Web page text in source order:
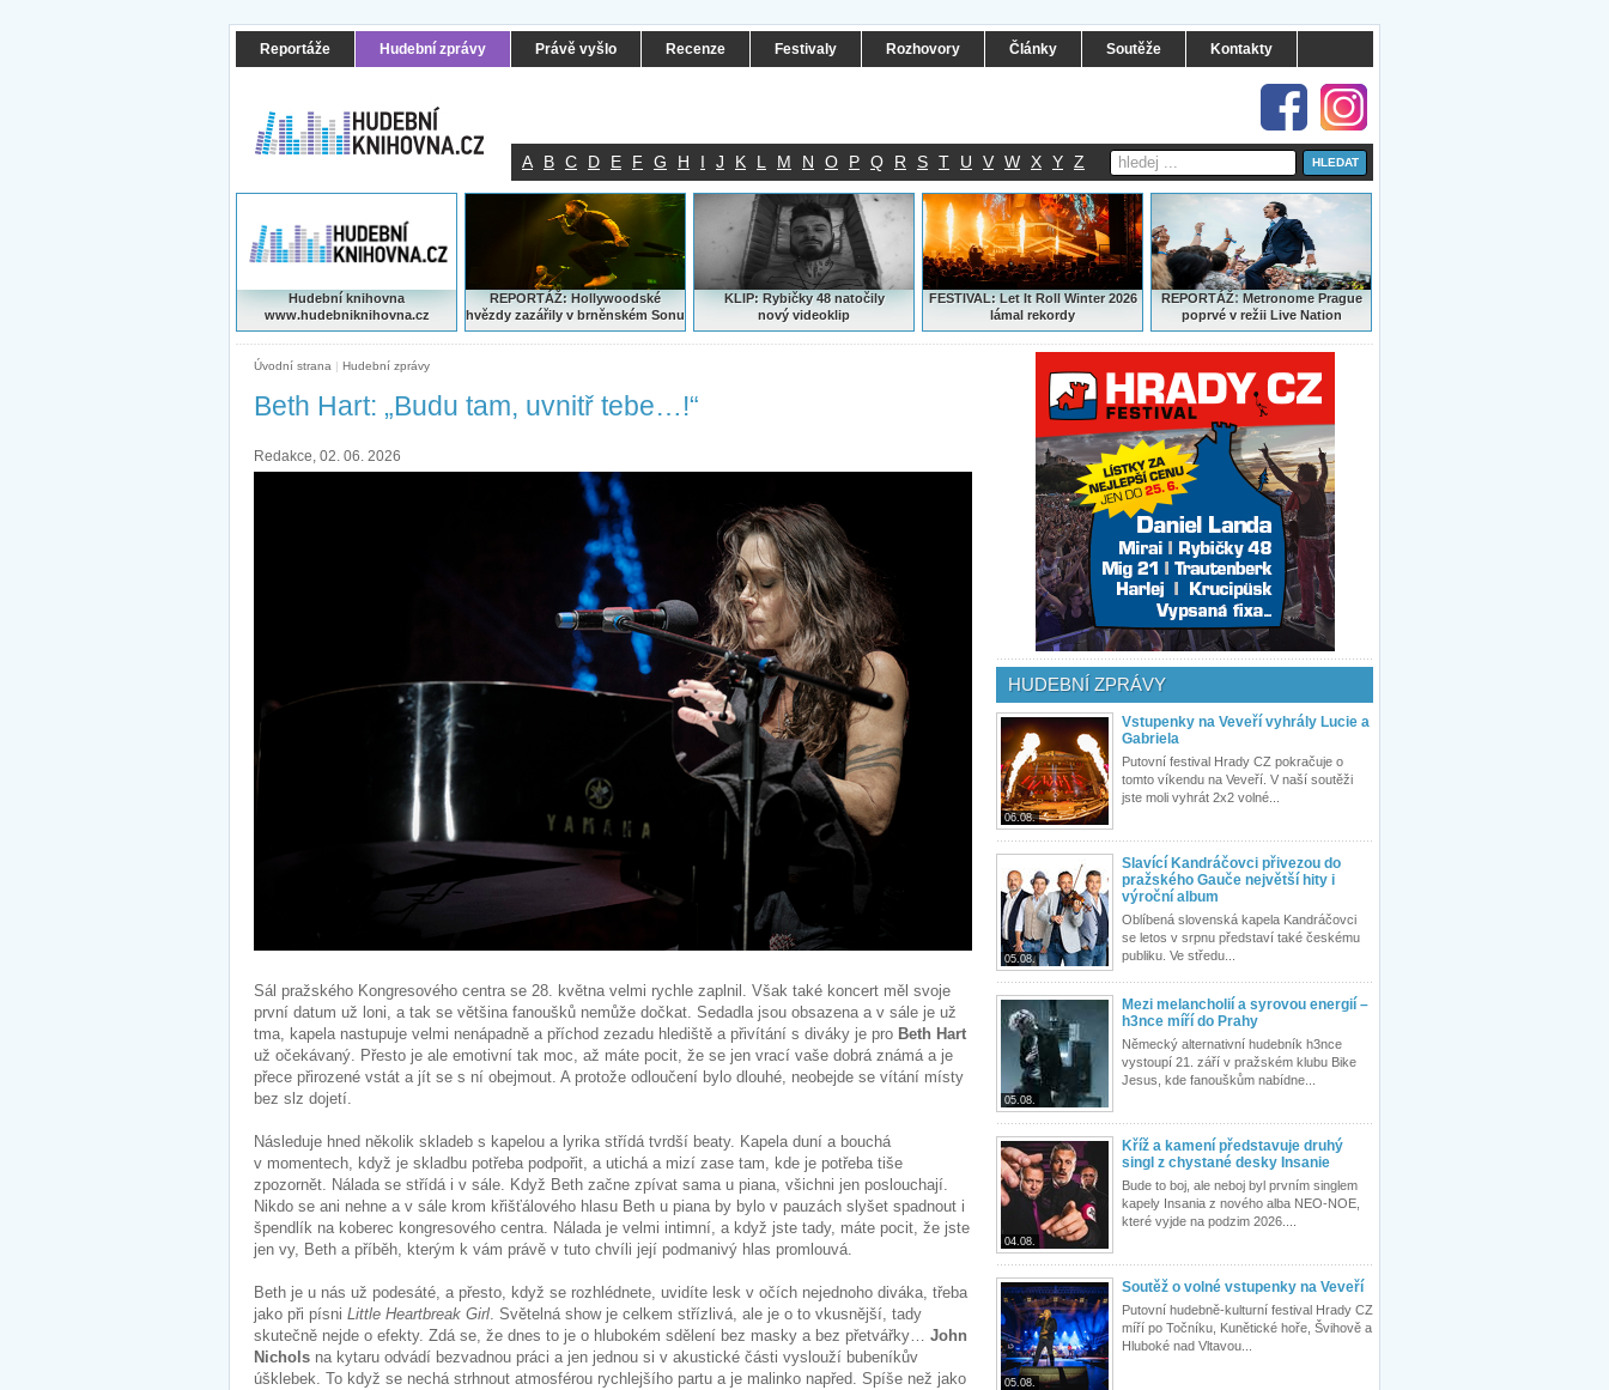
Reportáže Hudební zprávy Právě vyšlo Recenze Festivaly Rozhovory Články Soutěže Kontakty
A B C D E F G H I J K L M N O P Q R S T U V W X Y Z
Hudební knihovna
www.hudebniknihovna.cz
REPORTÁŽ: Hollywoodské
hvězdy zazářily v brněnském Sonu
KLIP: Rybičky 48 natočily
nový videoklip
FESTIVAL: Let It Roll Winter 2026
lámal rekordy
REPORTÁŽ:Metronome Prague
poprvé v režii Live Nation
Úvodní strana | Hudební zprávy
Beth Hart: „Budu tam, uvnitř tebe…!“
Redakce, 02. 06. 2026
Sál pražského Kongresového centra se 28. května velmi rychle zaplnil. Však také koncert měl svoje
první datum už loni, a tak se většina fanoušků nemůže dočkat. Sedadla jsou obsazena a v sále je už
tma, kapela nastupuje velmi nenápadně a příchod zezadu hlediště a přivítání s diváky je pro Beth Hart
už očekávaný. Přesto je ale emotivní tak moc, až máte pocit, že se jen vrací vaše dobrá známá a je
přece přirozené vstát a jít se s ní obejmout. A protože odloučení bylo dlouhé, neobejde se vítání místy
bez slz dojetí.
Následuje hned několik skladeb s kapelou a lyrika střídá tvrdší beaty. Kapela duní a bouchá
v momentech, když je skladbu potřeba podpořit, a utichá a mizí zase tam, kde je potřeba tiše
zpozornět. Nálada se střídá i v sále. Když Beth začne zpívat sama u piana, všichni jen poslouchají.
Nikdo se ani nehne a v sále krom křišťálového hlasu Beth u piana by bylo v pauzách slyšet spadnout i
špendlík na koberec kongresového centra. Nálada je velmi intimní, a když jste tady, máte pocit, že jste
jen vy, Beth a příběh, kterým k vám právě v tuto chvíli její podmanivý hlas promlouvá.
Beth je u nás už podesáté, a přesto, když se rozhlédnete, uvidíte lesk v očích nejednoho diváka, třeba
jako při písni Little Heartbreak Girl. Světelná show je celkem střízlivá, ale je o to vkusnější, tady
skutečně nejde o efekty. Zdá se, že dnes to je o hlubokém sdělení bez masky a bez přetvářky… John
Nichols na kytaru odvádí bezvadnou práci a jen jednou si v akustické části vyslouží bubeníkův
úšklebek. To když se nechá strhnout atmosférou rychlejšího partu a je malinko napřed. Spíše než jako
HUDEBNÍ ZPRÁVY
06.08.
Vstupenky na Veveří vyhrály Lucie a
Gabriela
Putovní festival Hrady CZ pokračuje o
tomto víkendu na Veveří. V naší soutěži
jste moli vyhrát 2x2 volné...
05.08.
Slavící Kandráčovci přivezou do
pražského Gauče největší hity i
výroční album
Oblíbená slovenská kapela Kandráčovci
se letos v srpnu představí také českému
publiku. Ve středu...
05.08.
Mezi melancholií a syrovou energií –
h3nce míří do Prahy
Německý alternativní hudebník h3nce
vystoupí 21. září v pražském klubu Bike
Jesus, kde fanouškům nabídne...
04.08.
Kříž a kamení představuje druhý
singl z chystané desky Insanie
Bude to boj, ale neboj byl prvním singlem
kapely Insania z nového alba NEO-NOE,
které vyjde na podzim 2026....
05.08.
Soutěž o volné vstupenky na Veveří
Putovní hudebně-kulturní festival Hrady CZ
míří po Točníku, Kunětické hoře, Švihově a
Hluboké nad Vltavou...